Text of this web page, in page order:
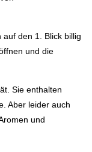
auf den 1. Blick billig
und die
Sie enthalten
Aber leider auch
und